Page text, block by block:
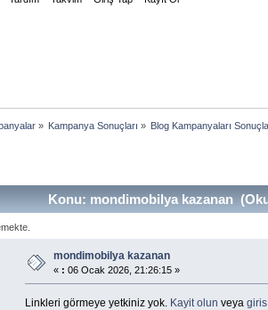
» Kampanya Sonuçları » Blog Kampanyaları
Konu: mondimobilya kazanan
mondimobilya kazanan
« : 06 Ocak 2026, 21:26:15 »
Linkleri görmeye yetkiniz yok. Kayit olun veya